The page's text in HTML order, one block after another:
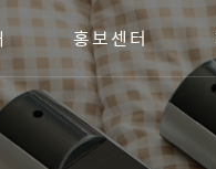
홍보센터